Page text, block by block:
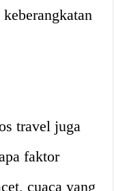
travel juga
faktor
cuaca yang